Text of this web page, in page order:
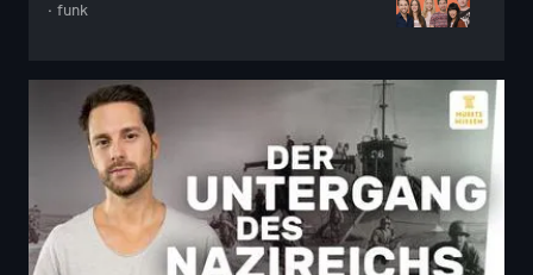
· funk